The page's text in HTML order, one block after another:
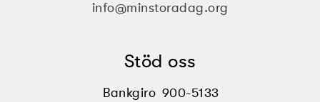
info@minstoradag.org
Stöd oss
Bankgiro 900-5133